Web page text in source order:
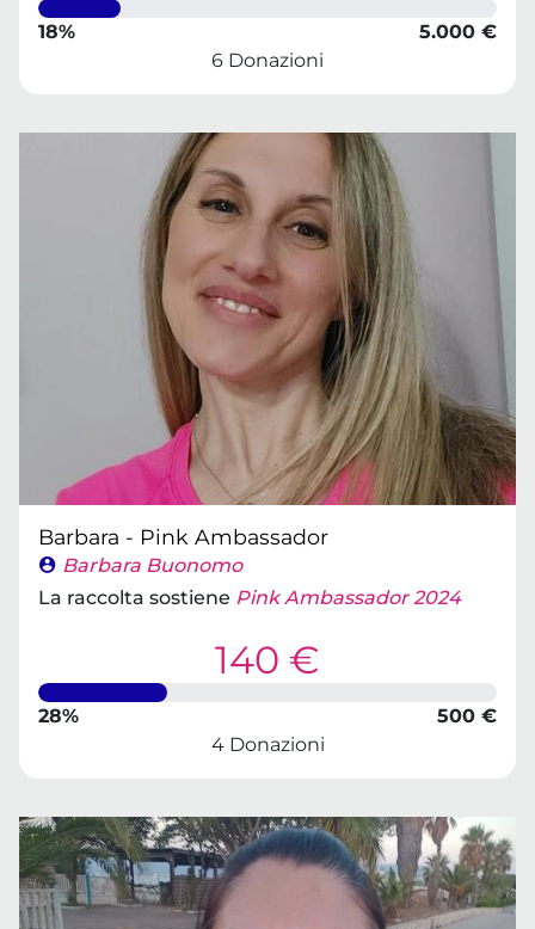
18%
5.000 €
6 Donazioni
Barbara - Pink Ambassador
Barbara Buonomo
La raccolta sostiene Pink Ambassador 2024
140 €
28%
500 €
4 Donazioni